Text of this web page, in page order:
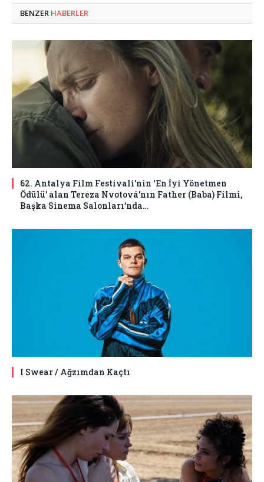
BENZER HABERLER
62. Antalya Film Festivali’nin ‘En İyi Yönetmen
Ödülü’ alan Tereza Nvotová’nın Father (Baba) Filmi,
Başka Sinema Salonları’nda…
I Swear / Ağzımdan Kaçtı